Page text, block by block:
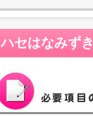
ハセはなみずき